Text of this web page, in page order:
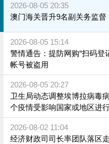
2026-08-05 20:35
澳门海关晋升9名副关务监督
2026-08-05 15:14
警情通告：提防网购“扫码登
帐号被盗用
2026-08-05 20:27
卫生局动态调整埃博拉病毒
个疫情受影响国家或地区进
施
2026-08-02 11:04
经济财政司司长率团队落区